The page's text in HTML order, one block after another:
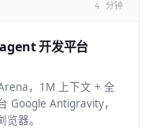
4 分钟
开发平台
，1M 上下文 + 全
Google Antigravity，
器。